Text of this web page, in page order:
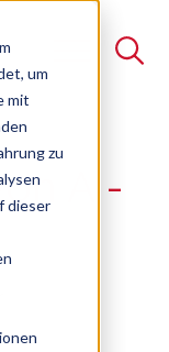
um
mit
zu
dieser
leer ist.
A -